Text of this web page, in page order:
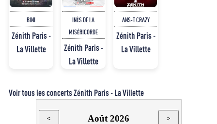
BINI
Zénith Paris -
La Villette
INÈS DE LA
MISÉRICORDE
Zénith Paris -
La Villette
ANS-T CRAZY
Zénith Paris -
La Villette
Voir tous les concerts Zénith Paris - La Villette
< Août 2026 >